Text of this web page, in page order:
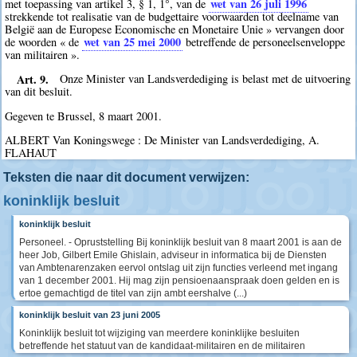
met toepassing van artikel 3, § 1, 1°, van de wet van 26 juli 1996
strekkende tot realisatie van de budgettaire voorwaarden tot deelname van
België aan de Europese Economische en Monetaire Unie » vervangen door
de woorden « de wet van 25 mei 2000 betreffende de personeelsenveloppe
van militairen ».
Art. 9.
Onze Minister van Landsverdediging is belast met de uitvoering
van dit besluit.
Gegeven te Brussel, 8 maart 2001.
ALBERT Van Koningswege : De Minister van Landsverdediging, A.
FLAHAUT
Teksten die naar dit document verwijzen:
koninklijk besluit
koninklijk besluit
Personeel. - Opruststelling Bij koninklijk besluit van 8 maart 2001 is aan de
heer Job, Gilbert Emile Ghislain, adviseur in informatica bij de Diensten
van Ambtenarenzaken eervol ontslag uit zijn functies verleend met ingang
van 1 december 2001. Hij mag zijn pensioenaanspraak doen gelden en is
ertoe gemachtigd de titel van zijn ambt eershalve (...)
koninklijk besluit van 23 juni 2005
Koninklijk besluit tot wijziging van meerdere koninklijke besluiten
betreffende het statuut van de kandidaat-militairen en de militairen